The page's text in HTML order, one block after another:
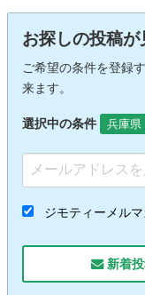
お探しの投稿
ご希望の条件を登録
来ます。
選択中の条件 兵庫県
ジモティーメル
新着投